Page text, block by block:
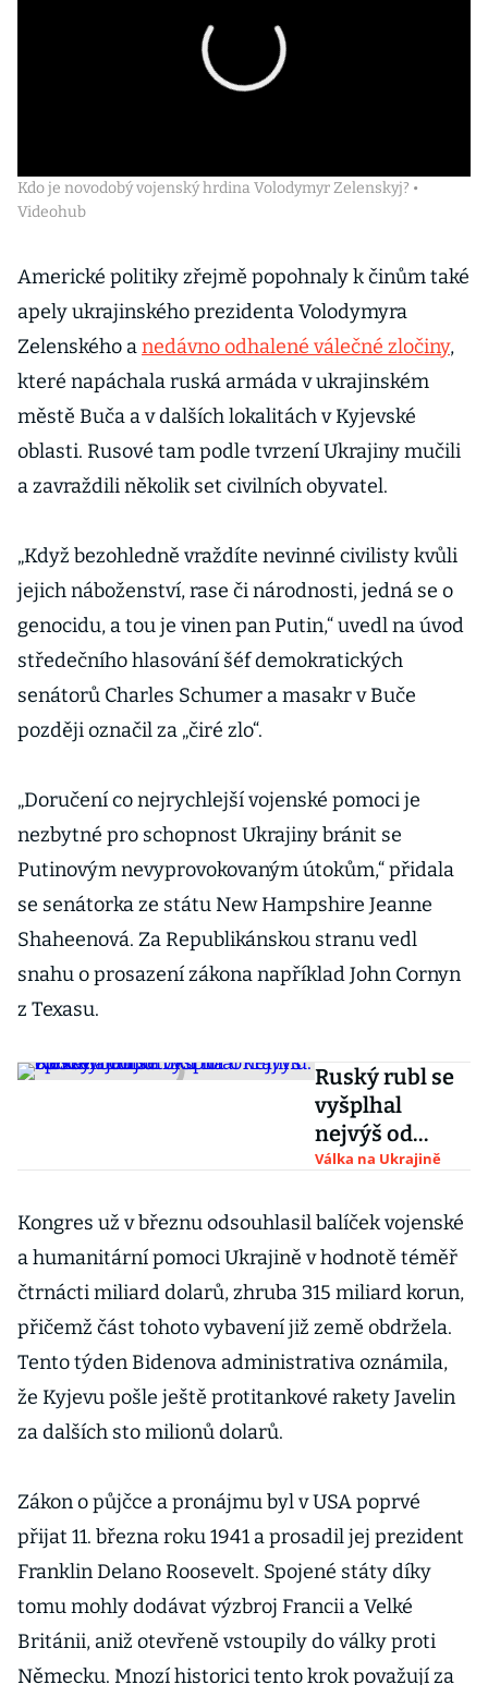
Kdo je novodobý vojenský hrdina Volodymyr Zelenskyj? •
Videohub
Americké politiky zřejmě popohnaly k činům také
apely ukrajinského prezidenta Volodymyra
Zelenského anedávno odhalené válečné zločiny,
které napáchala ruská armáda v ukrajinském
městě Buča a v dalších lokalitách v Kyjevské
oblasti. Rusové tam podle tvrzení Ukrajiny mučili
a zavraždili několik set civilních obyvatel.
„Když bezohledně vraždíte nevinné civilisty kvůli
jejich náboženství, rase či národnosti, jedná se o
genocidu, a tou je vinen pan Putin,“ uvedl na úvod
středečního hlasování šéf demokratických
senátorů Charles Schumer a masakr v Buče
později označil za „čiré zlo“.
„Doručení co nejrychlejší vojenské pomoci je
nezbytné pro schopnost Ukrajiny bránit se
Putinovým nevyprovokovaným útokům,“ přidala
se senátorka ze státu New Hampshire Jeanne
Shaheenová. Za Republikánskou stranu vedl
snahu o prosazení zákona například John Cornyn
z Texasu.
Ruský rubl se
vyšplhal
nejvýš od
zahájení
Ukrajinu.
Někteří
zpochybňují
Válka na Ukrajině
Kongres už v březnu odsouhlasil balíček vojenské
a humanitární pomoci Ukrajině v hodnotě téměř
čtrnácti miliard dolarů, zhruba 315 miliard korun,
přičemž část tohoto vybavení již země obdržela.
Tento týden Bidenova administrativa oznámila,
že Kyjevu pošle ještě protitankové rakety Javelin
za dalších sto milionů dolarů.
Zákon o půjčce a pronájmu byl v USA poprvé
přijat 11. března roku 1941 a prosadil jej prezident
Franklin Delano Roosevelt. Spojené státy díky
tomu mohly dodávat výzbroj Francii a Velké
Británii, aniž otevřeně vstoupily do války proti
Německu. Mnozí historici tento krok považují za